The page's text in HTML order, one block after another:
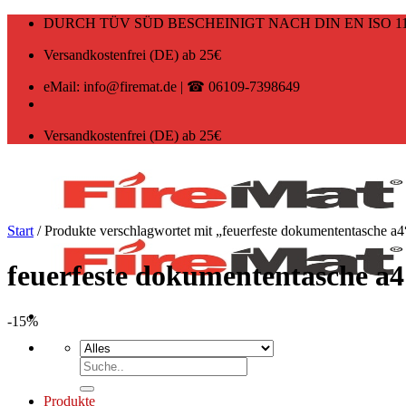
Zum
springen
DURCH TÜV SÜD BESCHEINIGT NACH DIN EN ISO
Versandkostenfrei (DE) ab 25€
eMail: info@firemat.de | ☎ 06109-7398649
Versandkostenfrei (DE) ab 25€
Suchen
nach:
Produkte
Start /Produkte verschlagwortet mit „feuerfeste dokumententasche
feuerfeste dokumententasche a4
-15%